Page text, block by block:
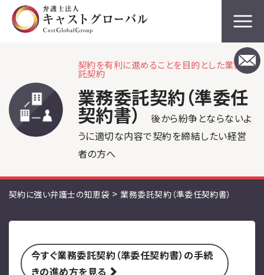
契約を有利に進めることを目的とした業務委
託契約
業務委託契約（準委任
契約書） 後から紛争とならないよ
うに適切な内容で契約を締結したい経営
者の方へ
契約に強い弁護士の知恵袋 >業務委託契約（準委任契約書）
今すぐ業務委託契約（準委任契約書）の手続
きの進め方を見る